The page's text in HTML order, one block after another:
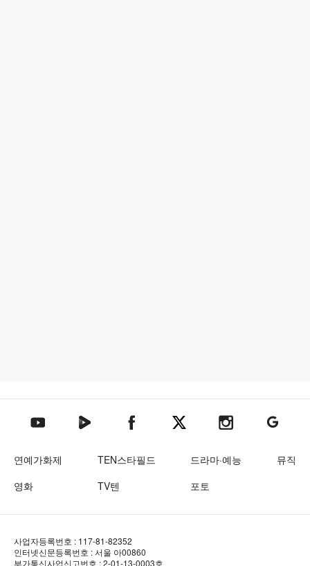
텐아시아 유튜브텐아시아 네이버TV텐아시아 페이스북텐아시아 엑스텐아시아 인스타그램
텐아시아
연예가화제 TEN스타필드 드라마·예능
뮤직
영화
TV텐 포토
사업자등록번호 : 117-81-82352
인터넷신문등록번호 : 서울 아00860
부가통신사업신고번호 : 2-01-13-0003호